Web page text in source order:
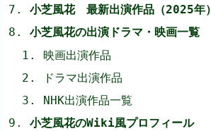
小芝風花 最新出演作品（2025年）
小芝風花の出演ドラマ・映画一覧
映画出演作品
ドラマ出演作品
NHK出演作品一覧
小芝風花のWiki風プロフィール